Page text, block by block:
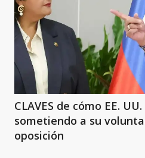
CLAVES de cómo EE.
sometiendo a su
oposición